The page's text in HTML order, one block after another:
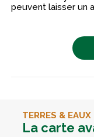
peuvent laisser un
TERRES & EAUX
La carte